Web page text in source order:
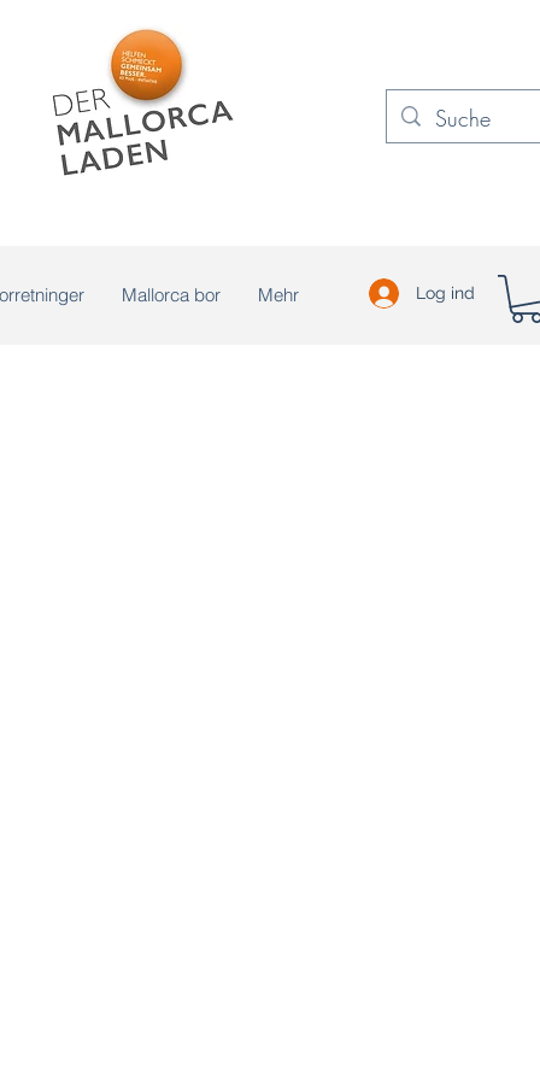
Mallorca bor Mehr Log ind